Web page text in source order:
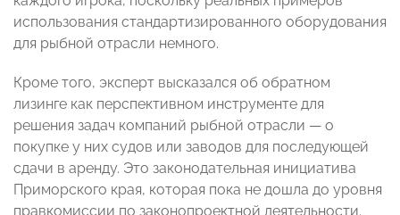
использования стандартизированного оборудования
для рыбной отрасли немного.
Кроме того, эксперт высказался об обратном
лизинге как перспективном инструменте для
решения задач компаний рыбной отрасли — о
покупке у них судов или заводов для последующей
сдачи в аренду. Это законодательная инициатива
Приморского края, которая пока не дошла до уровня
правкомиссии по законопроектной деятельности.